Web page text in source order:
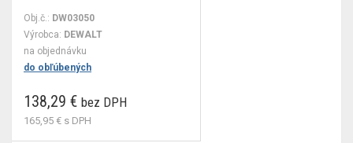
Obj.č.: DW03050
Výrobca: DEWALT
na objednávku
do obľúbených
138,29 € bez DPH
165,95 € s DPH